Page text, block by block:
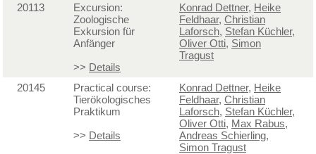
20113
Excursion:
Zoologische
Exkursion für
Anfänger
>> Details
Konrad Dettner, Heike
Feldhaar, Christian
Laforsch, Stefan Küchler,
Oliver Otti, Simon
Tragust
20145
Practical course:
Tierökologisches
Praktikum
>> Details
Konrad Dettner, Heike
Feldhaar, Christian
Laforsch, Stefan Küchler,
Oliver Otti, Max Rabus,
Andreas Schierling,
Simon Tragust